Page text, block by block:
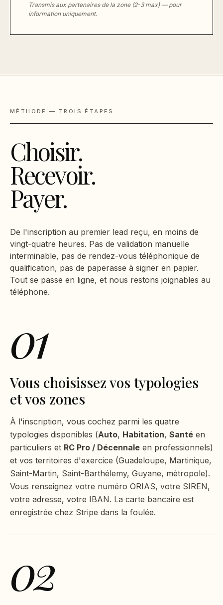
Transmis aux partenaires de la zone (2-3 max) — pour
information uniquement.
MÉTHODE — TROIS ÉTAPES
Choisir.
Recevoir.
Payer.
De l'inscription au premier lead reçu, en moins de
vingt-quatre heures. Pas de validation manuelle
interminable, pas de rendez-vous téléphonique de
qualification, pas de paperasse à signer en papier.
Tout se passe en ligne, et nous restons joignables au
téléphone.
01
Vous choisissez vos typologies
et vos zones
À l'inscription, vous cochez parmi les quatre
typologies disponibles (Auto, Habitation, Santé en
particuliers et RC Pro / Décennale en professionnels)
et vos territoires d'exercice (Guadeloupe, Martinique,
Saint-Martin, Saint-Barthélemy, Guyane, métropole).
Vous renseignez votre numéro ORIAS, votre SIREN,
votre adresse, votre IBAN. La carte bancaire est
enregistrée chez Stripe dans la foulée.
02